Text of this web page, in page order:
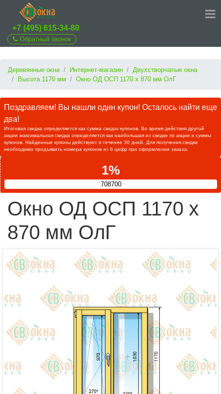
+7 (495) 615-34-80
Обратный звонок
Деревянные окна Интернет-магазин
Двухстворчатые окна
Высота 1170 мм
Окно ОД ОСП 1170 х 870 мм ОлГ
Поздравляем! Вы нашли один купон! Осталось найти еще
два!
Итоговая скидка определяется как сумма скидок купонов. Во время действия другой
акции максимальная скидка определяется как наибольшая из скидки по акции и суммы
купонов. Найденные купоны действуют в течение 30 дней. Для получения скидки
необходимо предъявить номера купонов из 6 цифр при оформлении заказа.
1%
708700
Окно ОД ОСП 1170 х
870 мм ОлГ